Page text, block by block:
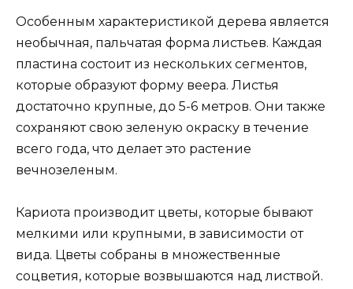
Особенным характеристикой дерева является
необычная, пальчатая форма листьев. Каждая
пластина состоит из нескольких сегментов,
которые образуют форму веера. Листья
достаточно крупные, до 5-6 метров. Они также
сохраняют свою зеленую окраску в течение
всего года, что делает это растение
вечнозеленым.
Кариота производит цветы, которые бывают
мелкими или крупными, в зависимости от
вида. Цветы собраны в множественные
соцветия, которые возвышаются над листвой.